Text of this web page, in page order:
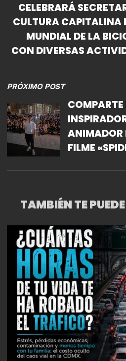
CELEBRARÁ
CULTURA CAPITALINA
MUNDIAL DE LA
CON DIVERSAS
PRÓXIMO POST
ANIMADOR
FILME
TAMBIÉN TE